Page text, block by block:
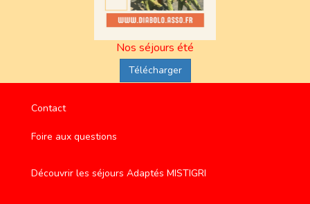
Nos séjours été
Télécharger
Contact
Foire aux questions
Découvrir les séjours Adaptés MISTIGRI